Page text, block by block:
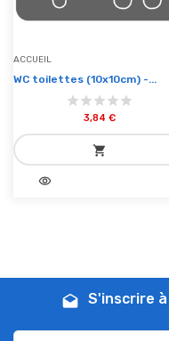
ACCUEIL
WC toilettes (10x10cm) -...
3,84 €
shopping_cart
add_shopping_cartvisibility
drafts S'inscrire